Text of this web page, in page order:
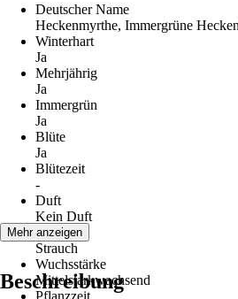
Deutscher Name
Heckenmyrthe, Immergrüne
Winterhart
Ja
Mehrjährig
Ja
Immergrün
Ja
Blüte
Ja
Blütezeit
-
Duft
Kein Duft
Wuchs
Strauch
Wuchsstärke
Mittelstarkwachsend
Pflanzzeit
Mehr anzeigen
Beschreibung